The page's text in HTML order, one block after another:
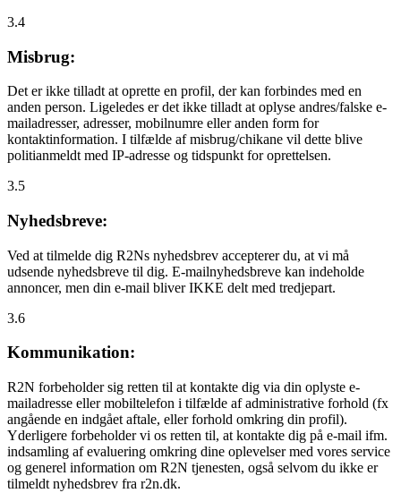
3.4
Misbrug:
Det er ikke tilladt at oprette en profil, der kan forbindes med en
anden person. Ligeledes er det ikke tilladt at oplyse andres/falske e-
mailadresser, adresser, mobilnumre eller anden form for
kontaktinformation. I tilfælde af misbrug/chikane vil dette blive
politianmeldt med IP-adresse og tidspunkt for oprettelsen.
3.5
Nyhedsbreve:
Ved at tilmelde dig R2Ns nyhedsbrev accepterer du, at vi må
udsende nyhedsbreve til dig. E-mailnyhedsbreve kan indeholde
annoncer, men din e-mail bliver IKKE delt med tredjepart.
3.6
Kommunikation:
R2N forbeholder sig retten til at kontakte dig via din oplyste e-
mailadresse eller mobiltelefon i tilfælde af administrative forhold (fx
angående en indgået aftale, eller forhold omkring din profil).
Yderligere forbeholder vi os retten til, at kontakte dig på e-mail ifm.
indsamling af evaluering omkring dine oplevelser med vores service
og generel information om R2N tjenesten, også selvom du ikke er
tilmeldt nyhedsbrev fra r2n.dk.